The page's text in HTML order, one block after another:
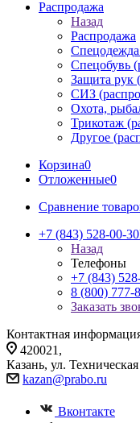
Распродажа
Назад
Распродажа
Спецобувь
Защита рук
СИЗ
Охота,
Трикотаж
Другое
Корзина0
Отложенные0
Сравнение
+7 (843) 528-00-30
Назад
Телефоны
+7 (843)
8 (800) 777-
Заказать
Контактная
420021,
Казань, ул.
kazan@prabo.ru
Вконтакте